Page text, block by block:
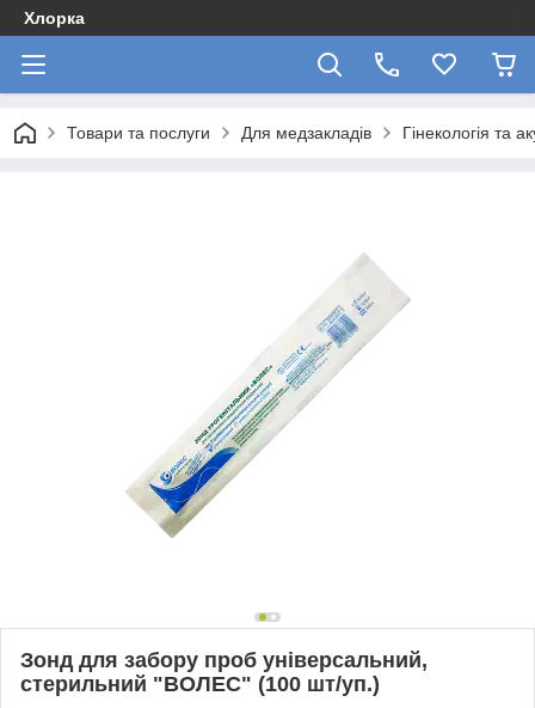
Хлорка
Товари та послуги Для медзакладів Гінекологія та
Зонд для забору проб універсальний,
стерильний "ВОЛЕС" (100 шт/уп.)